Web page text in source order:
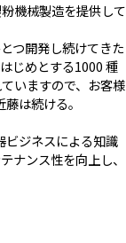
機械製造を提供して
つ開発し続けてきた
じめとする1000 種
いますので、お客様
は続ける。
ビジネスによる知識
ナンス性を向上し、